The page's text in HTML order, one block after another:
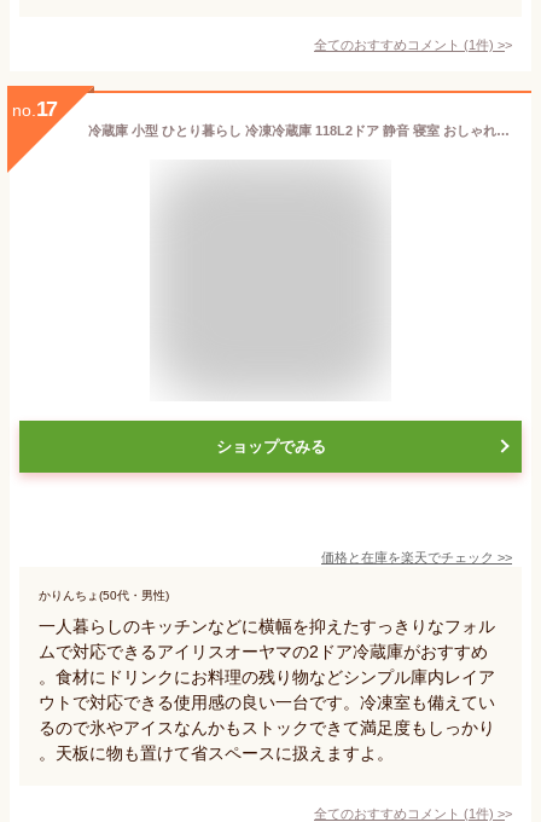
全てのおすすめコメント (1件) >
no. 17
冷蔵庫 小型 ひとり暮らし 冷凍冷蔵庫 118L2ドア 静音 寝室 おしゃれ 新品 一人暮らし スリム 二人暮らし 冷蔵 冷凍 冷凍庫 家庭用 ホワイト 白 新生活 キッチン家電 おしゃれ家電 アイリスオーヤマ IRSD-12B-W 【da】
ショップでみる
価格と在庫を楽天でチェック >>
かりんちょ(50代・男性)
一人暮らしのキッチンなどに横幅を抑えたすっきりなフォル
ムで対応できるアイリスオーヤマの2ドア冷蔵庫がおすすめ
。食材にドリンクにお料理の残り物などシンプル庫内レイア
ウトで対応できる使用感の良い一台です。冷凍室も備えてい
るので氷やアイスなんかもストックできて満足度もしっかり
。天板に物も置けて省スペースに扱えますよ。
全てのおすすめコメント (1件) >